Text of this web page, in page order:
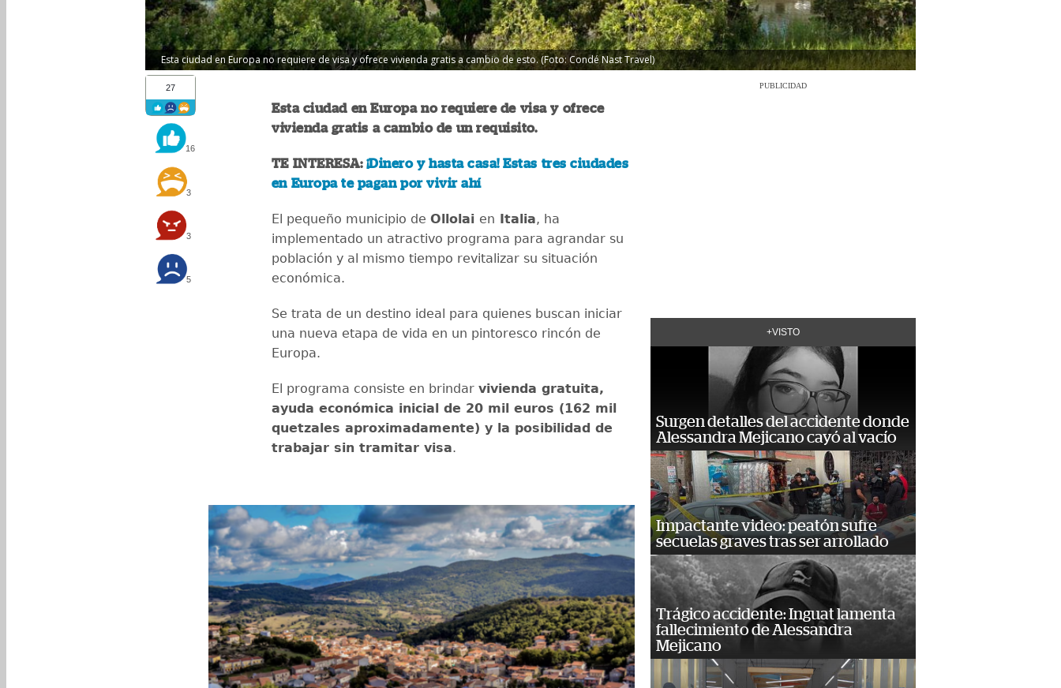
Esta ciudad en Europa no requiere de visa y ofrece vivienda gratis a cambio de esto. (Foto: Condé Nast Travel)
27
16
3
3
5
Esta ciudad en Europa no requiere de visa y ofrece
vivienda gratis a cambio de un requisito.
TE INTERESA: ¡Dinero y hasta casa! Estas tres ciudades
en Europa te pagan por vivir ahí
El pequeño municipio de Ollolai en Italia, ha
implementado un atractivo programa para agrandar su
población y al mismo tiempo revitalizar su situación
económica.
Se trata de un destino ideal para quienes buscan iniciar
una nueva etapa de vida en un pintoresco rincón de
Europa.
El programa consiste en brindar vivienda gratuita,
ayuda económica inicial de 20 mil euros (162 mil
quetzales aproximadamente) y la posibilidad de
trabajar sin tramitar visa.
PUBLICIDAD
+VISTO
Surgen detalles del accidente donde
Alessandra Mejicano cayó al vacío
Impactante video: peatón sufre
secuelas graves tras ser arrollado
Trágico accidente: Inguat lamenta
fallecimiento de Alessandra
Mejicano